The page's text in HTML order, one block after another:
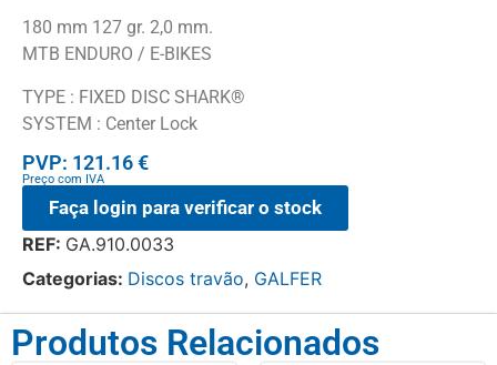
180 mm 127 gr. 2,0 mm.
MTB ENDURO / E-BIKES
TYPE : FIXED DISC SHARK®
SYSTEM : Center Lock
PVP: 121.16 €
Preço com IVA
Faça login para verificar o stock
REF: GA.910.0033
Categorias: Discos travão, GALFER
Produtos Relacionados